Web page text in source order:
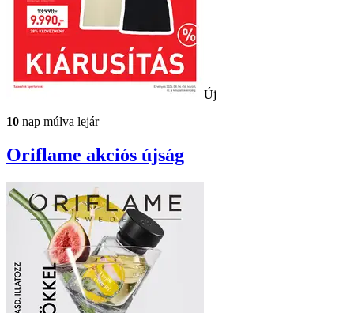
Új
10 nap múlva lejár
Oriflame akciós újság